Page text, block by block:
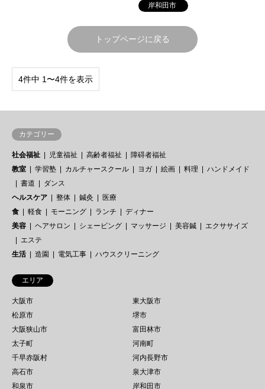
岸和田市
トップページに戻る
4件中 1〜4件を表示
カテゴリー
社会福祉 児童福祉 高齢者福祉
障碍者福祉
教室
学習塾 カルチャースクール ヨガ 絵画 料理
ハンドメイド
書道
ダンス
ヘルスケア
整体 鍼灸
医療
食
軽食 モーニング ランチ
ディナー
美容
ヘアサロン シェービング マッサージ 美容鍼
エクササイズ
エステ
生活
造園 電気工事 ハウスクリーニング
エリア
大阪市
東大阪市
松原市
堺市
大阪狭山市
富田林市
太子町
河南町
千早赤阪村
河内長野市
高石市
泉大津市
和泉市
岸和田市